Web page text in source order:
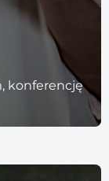
konferencję